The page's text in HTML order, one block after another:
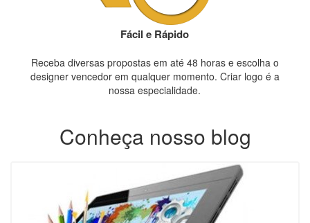
Fácil e Rápido
Receba diversas propostas em até 48 horas e escolha o
designer vencedor em qualquer momento. Criar logo é a
nossa especialidade.
Conheça nosso blog